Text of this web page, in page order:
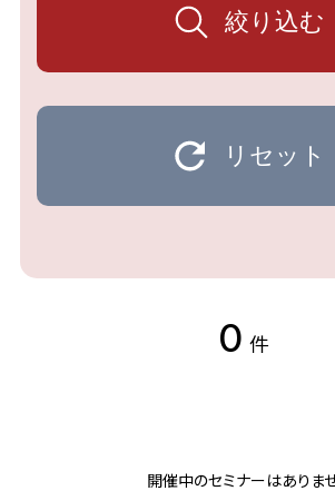
絞り込む
リセット
0 件
開催中のセミナーはありま